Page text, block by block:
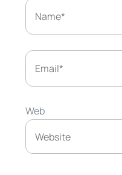
Web